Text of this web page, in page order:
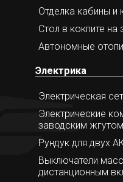
Отделка кабины
Стол в кокпите на
Автономные
Электрика
Электрическая
Электрические
заводским жгутом
Рундук для двух
Выключатели
дистанционным